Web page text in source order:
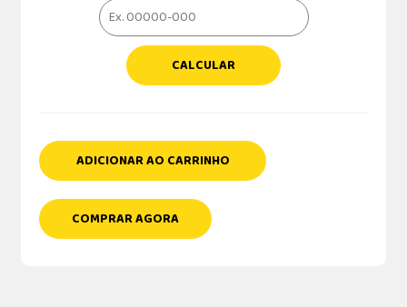
CALCULAR
ADICIONAR AO CARRINHO
COMPRAR AGORA